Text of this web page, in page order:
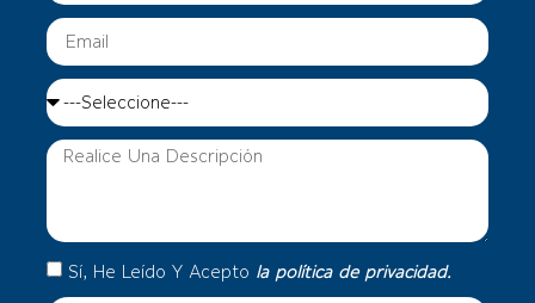
Sí, He Leído Y Acepto la política de privacidad.